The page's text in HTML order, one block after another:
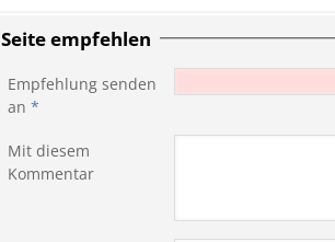
Seite empfehlen
Empfehlung senden
an *
Mit diesem
Kommentar